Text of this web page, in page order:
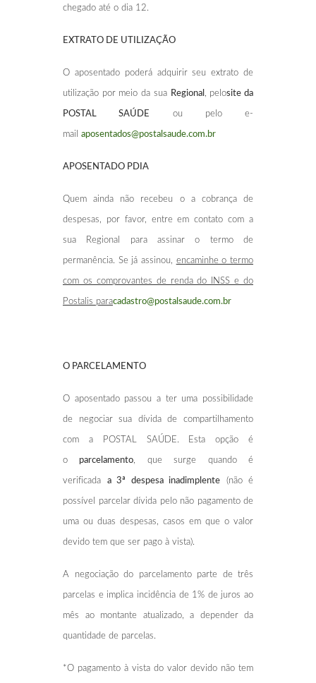
chegado até o dia 12.
EXTRATO DE UTILIZAÇÃO
O aposentado poderá adquirir seu extrato de
utilização por meio da sua Regional , pelosite da
POSTAL SAÚDE ou pelo e-
mail aposentados@postalsaude.com.br
APOSENTADO PDIA
Quem ainda não recebeu o a cobrança de
despesas, por favor, entre em contato com a
sua Regional para assinar o termo de
permanência. Se já assinou, encaminhe o termo
com os comprovantes de renda do INSS e do
Postalis paracadastro@postalsaude.com.br
O PARCELAMENTO
O aposentado passou a ter uma possibilidade
de negociar sua dívida de compartilhamento
com a POSTAL SAÚDE. Esta opção é
o parcelamento , que surge quando é
verificada a 3ª despesa inadimplente (não é
possível parcelar dívida pelo não pagamento de
uma ou duas despesas, casos em que o valor
devido tem que ser pago à vista).
A negociação do parcelamento parte de três
parcelas e implica incidência de 1% de juros ao
mês ao montante atualizado, a depender da
quantidade de parcelas.
*O pagamento à vista do valor devido não tem